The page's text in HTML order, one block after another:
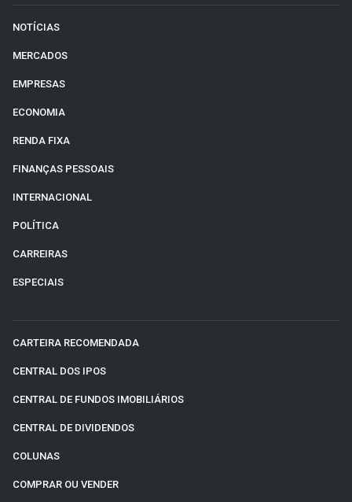
NOTÍCIAS
MERCADOS
EMPRESAS
ECONOMIA
RENDA FIXA
FINANÇAS PESSOAIS
INTERNACIONAL
POLÍTICA
CARREIRAS
ESPECIAIS
CARTEIRA RECOMENDADA
CENTRAL DOS IPOS
CENTRAL DE FUNDOS IMOBILIÁRIOS
CENTRAL DE DIVIDENDOS
COLUNAS
COMPRAR OU VENDER